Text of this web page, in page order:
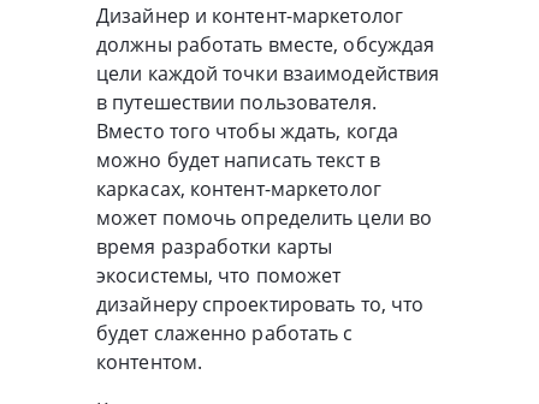
Дизайнер и контент-маркетолог
должны работать вместе, обсуждая
цели каждой точки взаимодействия
в путешествии пользователя.
Вместо того чтобы ждать, когда
можно будет написать текст в
каркасах, контент-маркетолог
может помочь определить цели во
время разработки карты
экосистемы, что поможет
дизайнеру спроектировать то, что
будет слаженно работать с
контентом.